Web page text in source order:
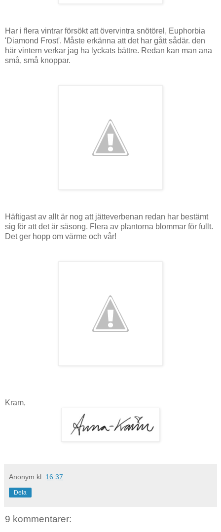
Har i flera vintrar försökt att övervintra snötörel, Euphorbia
'Diamond Frost'. Måste erkänna att det har gått sådär. den
här vintern verkar jag ha lyckats bättre. Redan kan man ana
små, små knoppar.
Häftigast av allt är nog att jätteverbenan redan har bestämt
sig för att det är säsong. Flera av plantorna blommar för fullt.
Det ger hopp om värme och vår!
Kram,
Anonym kl. 16:37
Dela
9 kommentarer: